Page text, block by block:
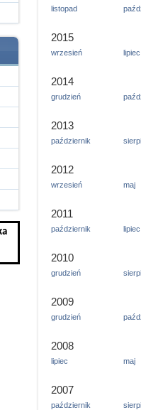
listopad
2015
wrzesień lipiec
2014
grudzień
2013
październik
2012
wrzesień maj
2011
październik lipiec
2010
grudzień
2009
grudzień
2008
lipiec maj
2007
październik